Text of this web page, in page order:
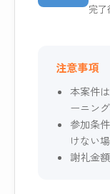
完了
注意事項
本案件
ーニン
参加条
けない
謝礼金